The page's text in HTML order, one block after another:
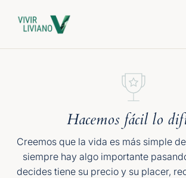
para
Conteúdo
Hacemos fácil lo
Creemos que la vida es más simple
siempre hay algo importante
decides tiene su precio y su placer,